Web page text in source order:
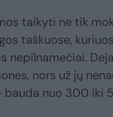
taikyti ne tik
taškuose,
nepilnamečiai.
nors už jų
nuo 300 iki